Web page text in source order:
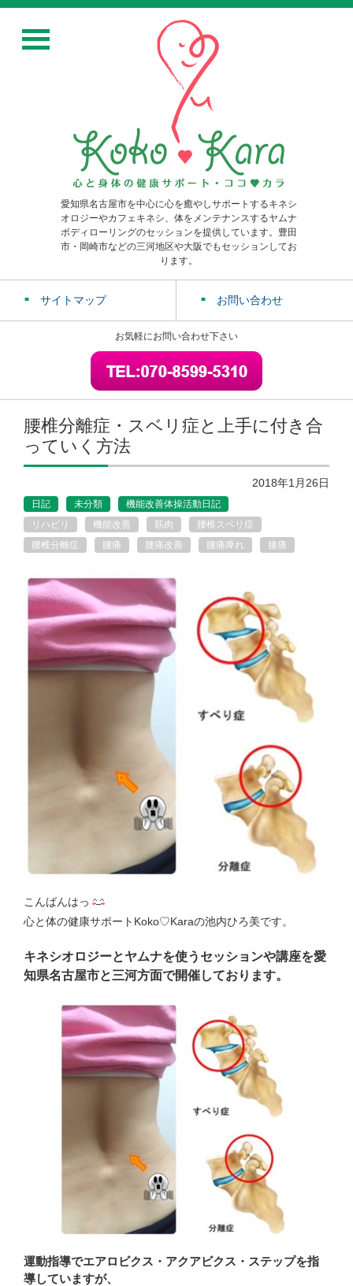
愛知県名古屋市を中心に心を癒やしサポートするキネシ
オロジーやカフェキネシ、体をメンテナンスするヤムナ
ボディローリングのセッションを提供しています。豊田
市・岡崎市などの三河地区や大阪でもセッションしてお
ります。
サイトマップ お問い合わせ
お気軽にお問い合わせ下さい
腰椎分離症・スベリ症と上手に付き合
っていく方法
2018年1月26日
日記 未分類
機能改善体操活動日記
リハビリ
機能改善 筋肉
腰椎スベリ症
腰椎分離症
腰痛 腰痛改善 腰痛痺れ 膝痛
こんばんはっ
心と体の健康サポートKoko♡Karaの池内ひろ美です。
キネシオロジーとヤムナを使うセッションや講座を愛
知県名古屋市と三河方面で開催しております。
運動指導でエアロビクス・アクアビクス・ステップを指
導していますが、